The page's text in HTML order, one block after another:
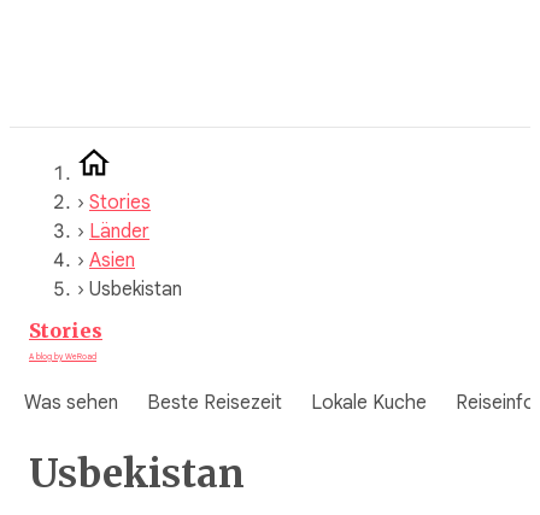
› Stories
› Länder
› Asien
› Usbekistan
Stories
A blog by WeRoad
Was sehen Beste Reisezeit Lokale Kuche
Usbekistan